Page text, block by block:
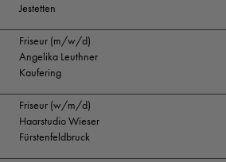
Jestetten
Friseur (m/w/d)
Angelika Leuthner
Kaufering
Friseur (w/m/d)
Haarstudio Wieser
Fürstenfeldbruck